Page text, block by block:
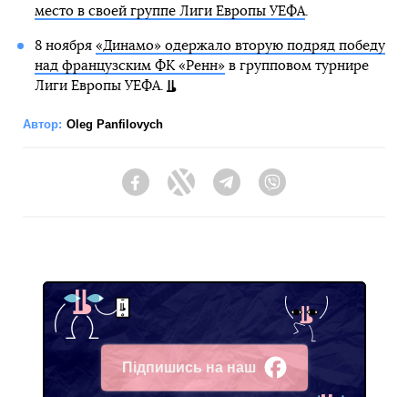
место в своей группе Лиги Европы УЕФА.
8 ноября «Динамо» одержало вторую подряд победу
над французским ФК «Ренн»в групповом турнире
Лиги Европы УЕФА.
Автор: Oleg Panfilovych
FacebookTwitter Telegram
Підпишись на наш
Facebook